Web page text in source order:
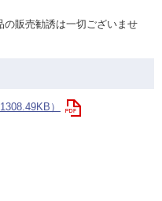
の販売勧誘は一切ございませ
）